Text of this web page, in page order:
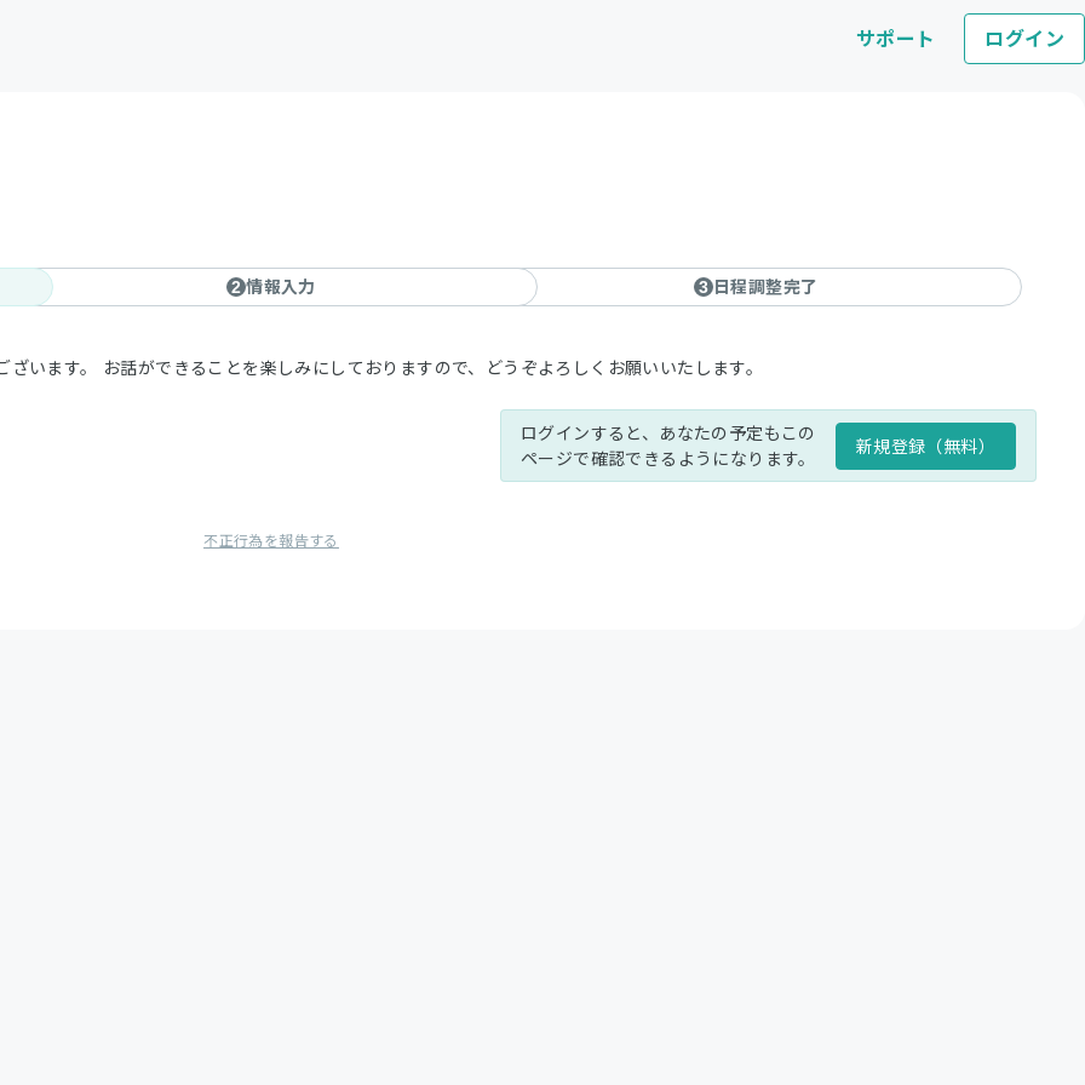
サポート ログイン
2 情報入力 3 日程調整完了
います。 お話ができることを楽しみにしておりますので、どうぞよろしくお願いいたします。
ログインすると、あなたの予定もこの
ページで確認できるようになります。
新規登録（無料）
不正行為を報告する